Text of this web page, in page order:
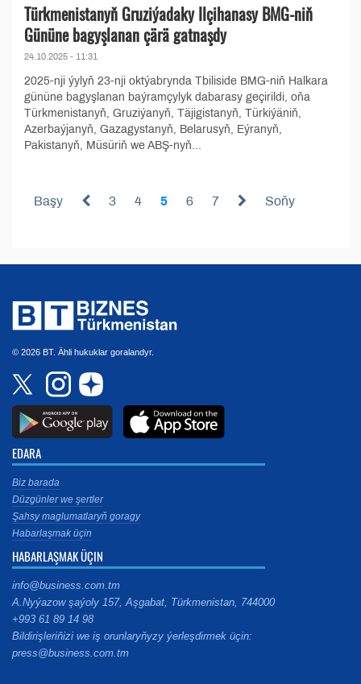
Türkmenistanyň Gruziýadaky Ilçihanasy BMG-niň
Gününe bagyşlanan çärä gatnaşdy
24.10.2025 - 11:31
2025-nji ýylyň 23-nji oktýabrynda Tbiliside BMG-niň Halkara
gününe bagyşlanan baýramçylyk dabarasy geçirildi, oňa
Türkmenistanyň, Gruziýanyň, Täjigistanyň, Türkiýäniň,
Azerbaýjanyň, Gazagystanyň, Belarusyň, Eýranyň,
Pakistanyň, Müsüriň we ABŞ-nyň...
Başy 3 4 5 6 7 Soňy
© 2026 BT. Ähli hukuklar goralandyr.
EDARA
Biz barada
Düzgünler we şertler
Şahsy maglumatlaryň goragy
Habarlaşmak üçin
HABARLAŞMAK ÜÇIN
info@business.com.tm
A.Nyýazow şaýoly 157, Aşgabat, Türkmenistan, 744000
+993 61 89 14 98
Bildirişleriňizi we iş orunlaryňyzy ýerleşdirmek üçin:
press@business.com.tm